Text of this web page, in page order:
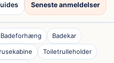
Seneste anmeldelser
Badeforhæng Badekar
Toiletrulleholder